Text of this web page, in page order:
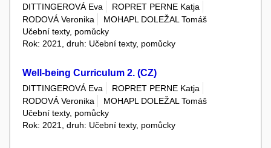
DITTINGEROVÁ Eva
ROPRET PERNE Katja
RODOVÁ Veronika
MOHAPL DOLEŽAL Tomáš
Učební texty, pomůcky
Rok: 2021, druh: Učební texty, pomůcky
Well-being Curriculum 2. (CZ)
DITTINGEROVÁ Eva
ROPRET PERNE Katja
RODOVÁ Veronika
MOHAPL DOLEŽAL Tomáš
Učební texty, pomůcky
Rok: 2021, druh: Učební texty, pomůcky